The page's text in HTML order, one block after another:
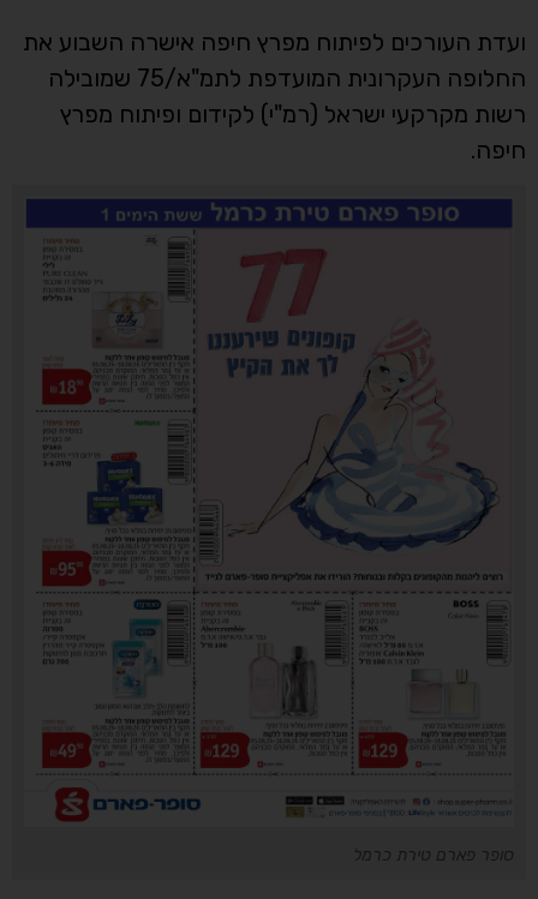
ועדת העורכים לפיתוח מפרץ חיפה אישרה השבוע את
החלופה העקרונית המועדפת לתמ"א/75 שמובילה
רשות מקרקעי ישראל (רמ"י) לקידום ופיתוח מפרץ
חיפה.
סופר פארם טירת כרמל